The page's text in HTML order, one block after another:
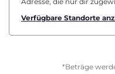
Verfügbare Standorte
*Beträge